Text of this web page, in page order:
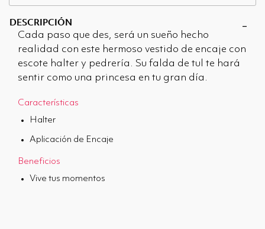
DESCRIPCIÓN
Cada paso que des, será un sueño hecho
realidad con este hermoso vestido de encaje con
escote halter y pedrería. Su falda de tul te hará
sentir como una princesa en tu gran día.
Características
Halter
Aplicación de Encaje
Beneficios
Vive tus momentos